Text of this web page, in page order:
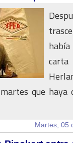
carta
que haya
Martes, 05